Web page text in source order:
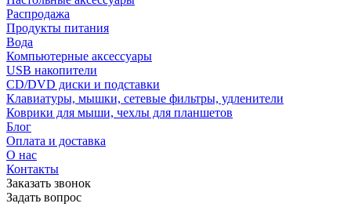
Распродажа
Продукты питания
Вода
Компьютерные аксессуары
USB накопители
CD/DVD диски и подставки
Клавиатуры, мышки, сетевые фильтры, удленители
Коврики для мыши, чехлы для планшетов
Блог
Оплата и доставка
О нас
Контакты
Заказать звонок
Задать вопрос